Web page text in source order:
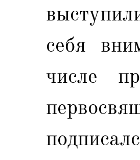
себя
числе